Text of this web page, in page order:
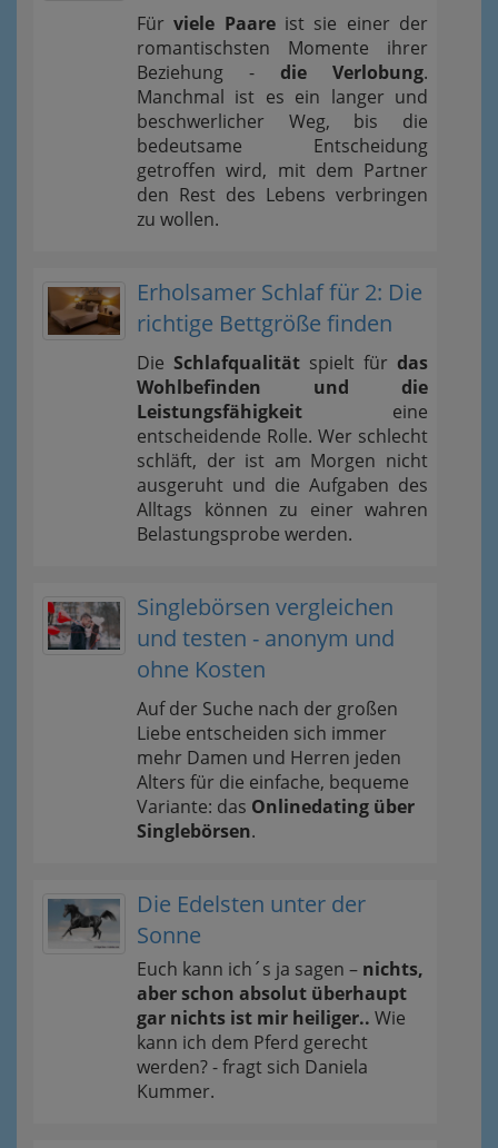
Fürviele Paareist sie einer der
romantischsten Momente ihrer
Beziehung - die Verlobung.
Manchmal ist es ein langer und
beschwerlicher Weg, bis die
bedeutsame Entscheidung
getroffen wird, mit dem Partner
den Rest des Lebens verbringen
zu wollen.
Erholsamer Schlaf für 2: Die
richtige Bettgröße finden
Die Schlafqualität spielt für das
Wohlbefinden und die
Leistungsfähigkeit eine
entscheidende Rolle. Wer schlecht
schläft, der ist am Morgen nicht
ausgeruht und die Aufgaben des
Alltags können zu einer wahren
Belastungsprobe werden.
Singlebörsen vergleichen
und testen - anonym und
ohne Kosten
Auf der Suche nach der großen
Liebe entscheiden sich immer
mehr Damen und Herren jeden
Alters für die einfache, bequeme
Variante: das Onlinedating über
Singlebörsen.
Die Edelsten unter der
Sonne
Euch kann ich´s ja sagen – nichts,
aber schon absolut überhaupt
gar nichts ist mir heiliger.. Wie
kann ich dem Pferd gerecht
werden? - fragt sich Daniela
Kummer.